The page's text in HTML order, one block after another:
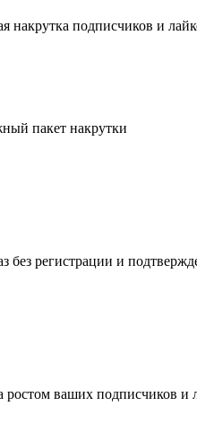
накрутка подписчиков и
пакет накрутки
без регистрации и
ростом ваших подписчиков и